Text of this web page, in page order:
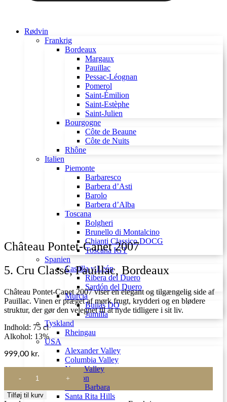
Rødvin
Frankrig
Bordeaux
Margaux
Pauillac
Pessac-Léognan
Pomerol
Saint-Émilion
Saint-Estèphe
Saint-Julien
Bourgogne
Côte de Beaune
Côte de Nuits
Rhône
Italien
Piemonte
Barbaresco
Barbera d’Asti
Barolo
Barbera d’Alba
Toscana
Bolgheri
Brunello di Montalcino
Chianti Classico DOCG
Toscana IGT
Spanien
Castilla y León
Ribera del Duero
Sardón del Duero
Murcia
Bullas DO
Jumilla
Tyskland
Rheingau
USA
Alexander Valley
Columbia Valley
Napa Valley
Oregon
Santa Barbara
Santa Rita Hills
Château Pontet-Canet 2007
5. Cru Classé, Pauillac, Bordeaux
Château Pontet-Canet 2007 viser en elegant og tilgængelig side af
Pauillac. Vinen er præget af mørk frugt, krydderi og en blødere
struktur, der gør den velegnet til at nyde tidligere i sit liv.
Indhold: 75 cl
Alkohol: 13%
999,00 kr.
Pontet-
Canet
2007
Tilføj til kurv